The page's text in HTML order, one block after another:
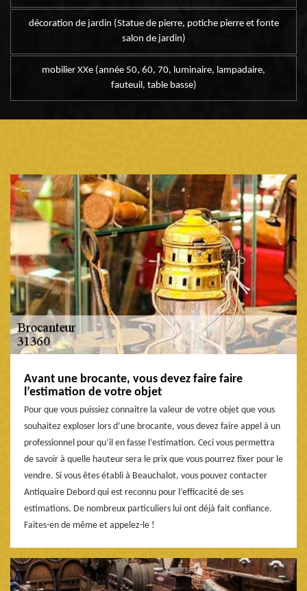
décoration de jardin (Statue de pierre, potiche pierre et fonte
salon de jardin)
mobilier XXe (année 50, 60, 70, luminaire, lampadaire,
fauteuil, table basse)
Avant une brocante, vous devez faire faire
l’estimation de votre objet
Pour que vous puissiez connaitre la valeur de votre objet que vous
souhaitez exploser lors d’une brocante, vous devez faire appel à un
professionnel pour qu’il en fasse l’estimation. Ceci vous permettra
de savoir à quelle hauteur sera le prix que vous pourrez fixer pour le
vendre. Si vous êtes établi à Beauchalot, vous pouvez contacter
Antiquaire Debord qui est reconnu pour l’efficacité de ses
estimations. De nombreux particuliers lui ont déjà fait confiance.
Faites-en de même et appelez-le !